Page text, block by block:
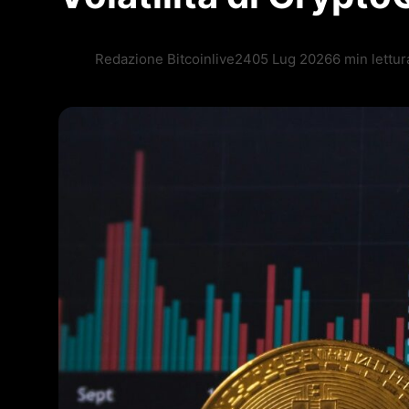
Redazione Bitcoinlive2405 Lug 20266 min